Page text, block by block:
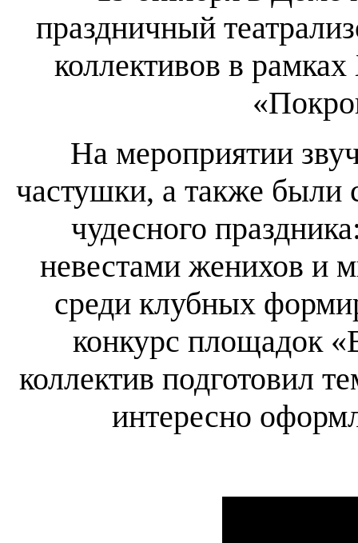
праздничный
коллективов в
На мероприятии
частушки, а также были
чудесного
невестами женихов и
среди клубных
конкурс площадок
коллектив подготовил
интересно